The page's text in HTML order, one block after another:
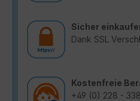
Sicher
Dank SSL
Kostenfreie
+49 (0) 228 -